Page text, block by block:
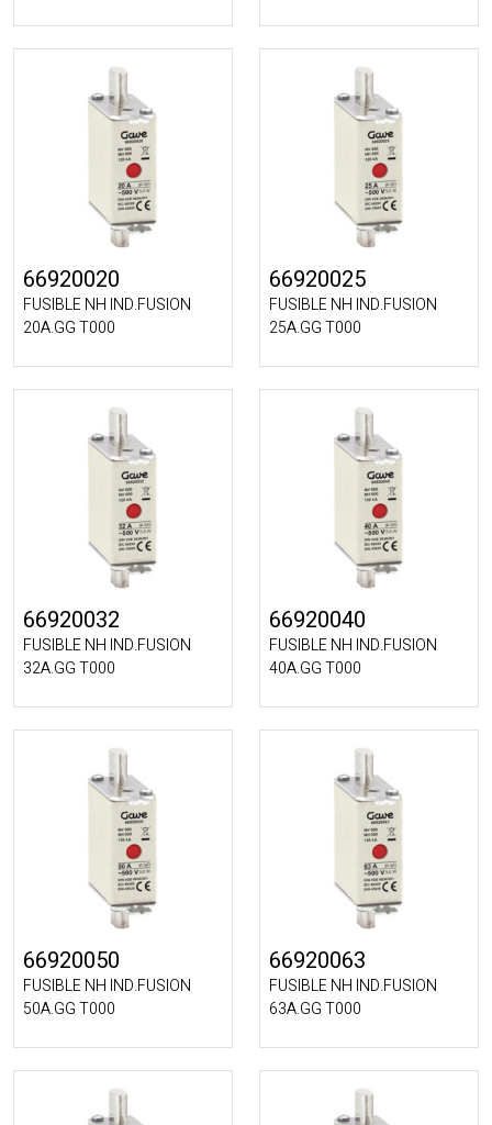
66920020
FUSIBLE NH IND.FUSION
20A.GG T000
66920025
FUSIBLE NH IND.FUSION
25A.GG T000
66920032
FUSIBLE NH IND.FUSION
32A.GG T000
66920040
FUSIBLE NH IND.FUSION
40A.GG T000
66920050
FUSIBLE NH IND.FUSION
50A.GG T000
66920063
FUSIBLE NH IND.FUSION
63A.GG T000